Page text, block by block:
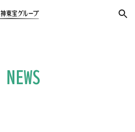
Skip to navigation
NEWS